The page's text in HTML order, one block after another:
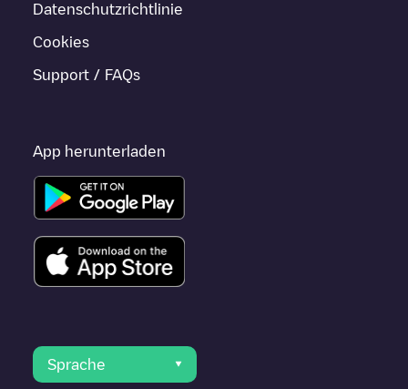
Datenschutzrichtlinie
Cookies
Support / FAQs
App herunterladen
Sprache